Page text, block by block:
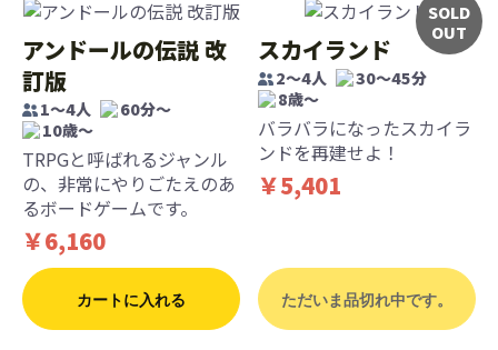
アンドールの伝説 改
訂版
1〜4人
60分〜
10歳〜
TRPGと呼ばれるジャンル
の、非常にやりごたえのあ
るボードゲームです。
￥6,160
カートに入れる
SOLD
OUT
スカイランド
2～4人
30～45分
8歳〜
バラバラになったスカイラ
ンドを再建せよ！
￥5,401
ただいま品切れ中です。